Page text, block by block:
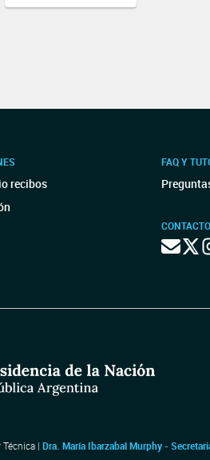
recibos
FAQ Y
CONTACTO
| Dra. María Ibarzabal Murphy -